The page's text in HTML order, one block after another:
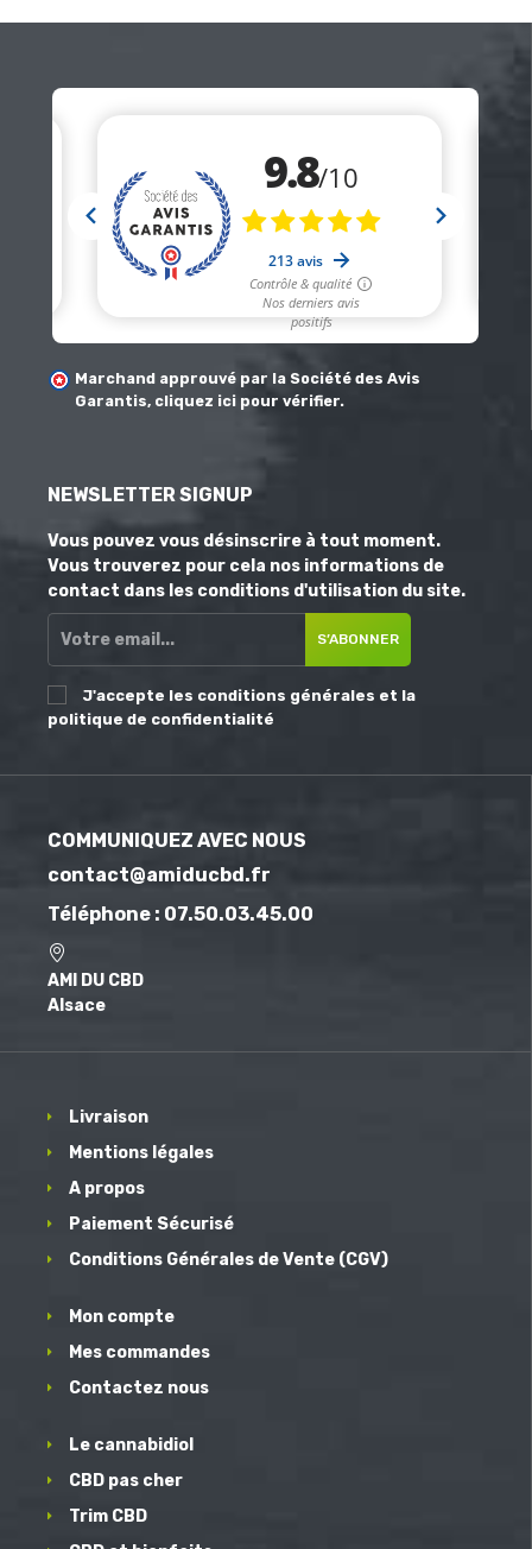
Marchand approuvé par la Société des Avis
Garantis, cliquez ici pour vérifier.
NEWSLETTER SIGNUP
Vous pouvez vous désinscrire à tout moment.
Vous trouverez pour cela nos informations de
contact dans les conditions d'utilisation du site.
S’ABONNER
J'accepte les conditions générales et la
politique de confidentialité
COMMUNIQUEZ AVEC NOUS
contact@amiducbd.fr
Téléphone : 07.50.03.45.00
AMI DU CBD
Alsace
Livraison
Mentions légales
A propos
Paiement Sécurisé
Conditions Générales de Vente (CGV)
Mon compte
Mes commandes
Contactez nous
Le cannabidiol
CBD pas cher
Trim CBD